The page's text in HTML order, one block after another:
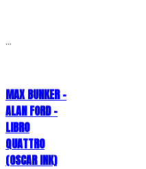
...
MAX BUNKER –
ALAN FORD –
LIBRO
QUATTRO
(OSCAR INK)